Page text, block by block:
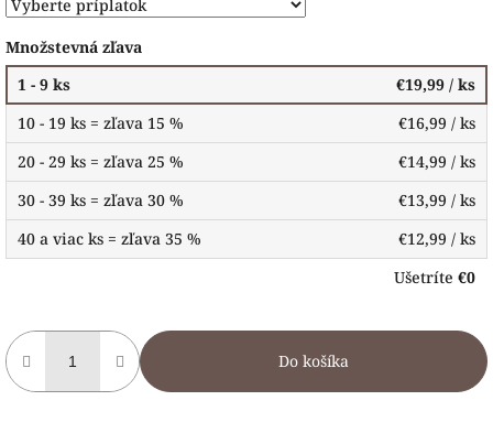
Množstevná zľava
1 - 9 ks
€19,99 / ks
10 - 19 ks = zľava 15 %
€16,99 / ks
20 - 29 ks = zľava 25 %
€14,99 / ks
30 - 39 ks = zľava 30 %
€13,99 / ks
40 a viac ks = zľava 35 %
€12,99 / ks
Ušetríte €0
Do košíka